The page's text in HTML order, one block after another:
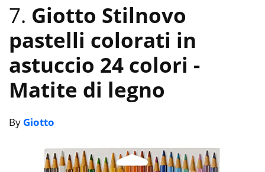
7. Giotto Stilnovo
pastelli colorati in
astuccio 24 colori -
Matite di legno
By Giotto